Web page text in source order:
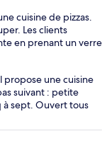
cuisine de pizzas.
Les clients
en prenant un verre
propose une cuisine
suivant : petite
à sept. Ouvert tous